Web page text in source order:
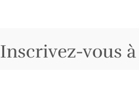
Inscrivez-vous